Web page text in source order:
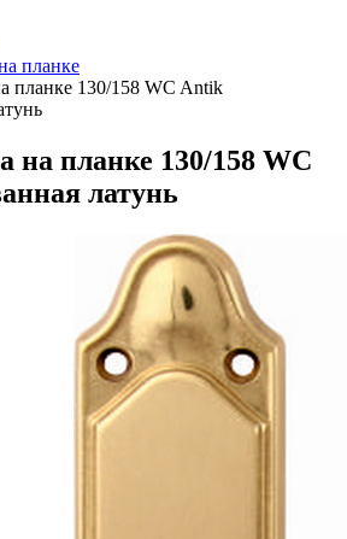
планке
планке 130/158 WC Antik
на планке 130/158 WC
латунь